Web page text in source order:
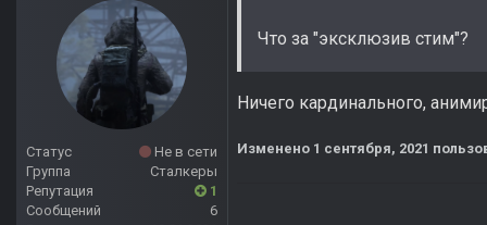
Статус
Не в сети
Группа
Сталкеры
Репутация
1
Сообщений
6
Что за "эксклюзив стим"?
Ничего кардинального,
Изменено 1 сентября, 2021